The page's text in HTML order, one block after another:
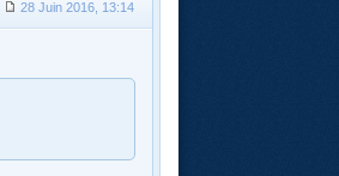
28 Juin 2016, 13:14